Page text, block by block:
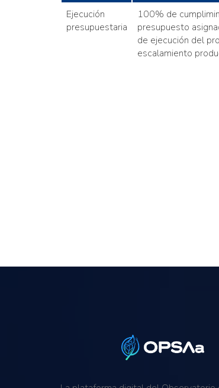
Ejecución
presupuestaria
100% de
presupuesto
de ejecución del
escalamiento